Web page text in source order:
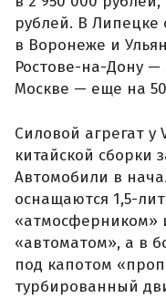
рублей. В Липецке
в Воронеже и
Ростове-на-Дону —
Москве — еще на
Силовой агрегат у
китайской сборки
Автомобили в
оснащаются 1,5-
«атмосферником»
«автоматом», а в
под капотом
турбированный